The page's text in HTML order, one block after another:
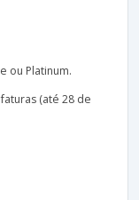
ou Platinum.
(até 28 de